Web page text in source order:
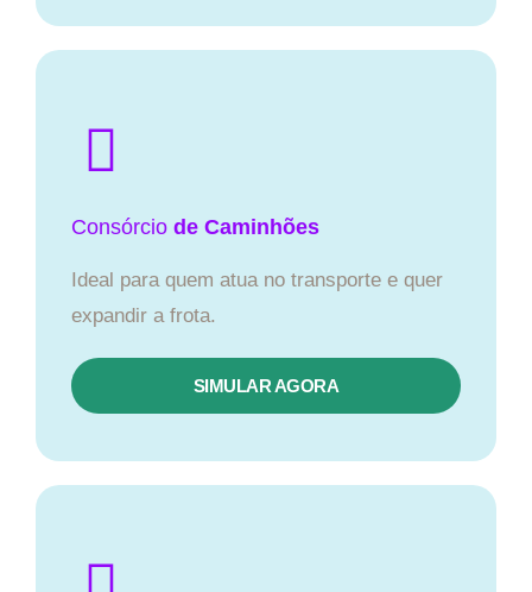
Consórcio de Caminhões
Ideal para quem atua no transporte e quer
expandir a frota.
SIMULAR AGORA